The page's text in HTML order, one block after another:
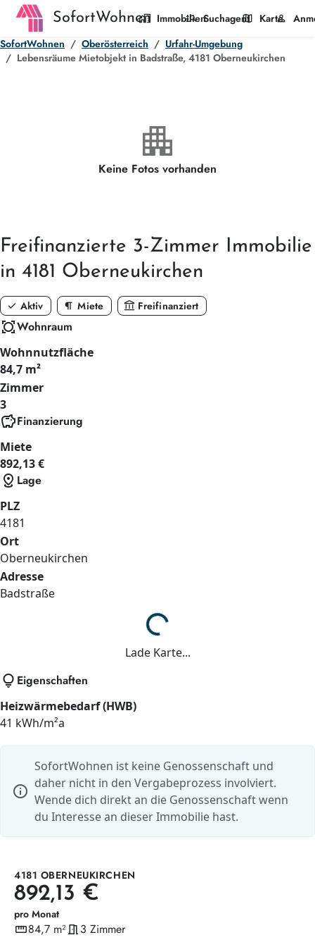
SofortWohnen
home_work Immobilien
manage_search Suchagent
map Karte
person
SofortWohnen
Oberösterreich
Urfahr-Umgebung
Lebensräume Mietobjekt in Badstraße, 4181 Oberneukirchen
apartment
Keine Fotos vorhanden
Freifinanzierte 3-Zimmer Immobilie
in 4181 Oberneukirchen
check Aktiv format_paragraph Miete account_balance Freifinanziert
all_outWohnraum
Wohnnutzfläche
84,7 m²
Zimmer
3
savingsFinanzierung
Miete
892,13 €
distance Lage
PLZ
4181
Ort
Oberneukirchen
Adresse
Badstraße
Lade...
Lade Karte...
lightbulb Eigenschaften
Heizwärmebedarf (HWB)
41 kWh/m²a
info
SofortWohnen ist keine Genossenschaft und
daher nicht in den Vergabeprozess involviert.
Wende dich direkt an die Genossenschaft wenn
du Interesse an dieser Immobilie hast.
4181 OBERNEUKIRCHEN
892,13 €
pro Monat
straighten
Wohnfläche
84,7 m²meeting_room
Zimmer
3 Zimmer